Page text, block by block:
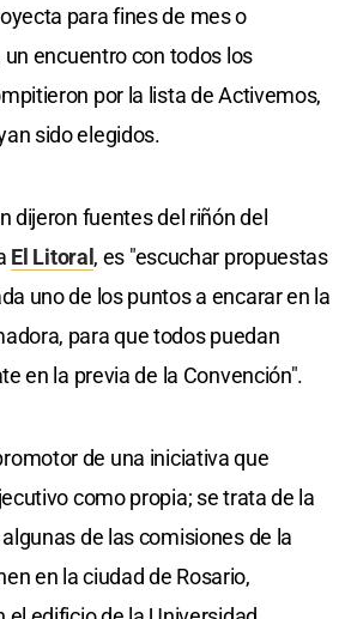
para fines de mes o
un encuentro con todos los
por la lista de Activemos,
sido elegidos.
dijeron fuentes del riñón del
El Litoral, es "escuchar propuestas
uno de los puntos a encarar en la
para que todos puedan
en la previa de la Convención".
de una iniciativa que
como propia; se trata de la
de las comisiones de la
en la ciudad de Rosario,